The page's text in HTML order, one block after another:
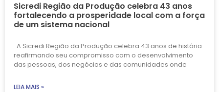
Sicredi Região da Produção celebra 43 anos
fortalecendo a prosperidade local com a força
de um sistema nacional
A Sicredi Região da Produção celebra 43 anos de história
reafirmando seu compromisso com o desenvolvimento
das pessoas, dos negócios e das comunidades onde
LEIA MAIS »